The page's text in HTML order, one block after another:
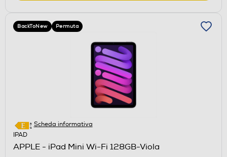
BackToNew Permuta
Scheda informativa
IPAD
APPLE - iPad Mini Wi-Fi 128GB-Viola